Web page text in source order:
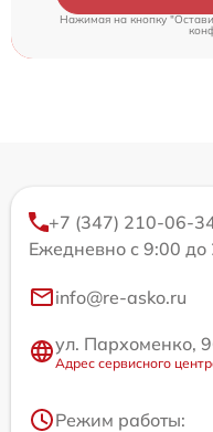
Нажимая на кнопку
+7 (347) 210-06-
Ежедневно с 9:00 до
info@re-asko.ru
ул. Пархоменко,
Адрес сервисного
Режим работы: